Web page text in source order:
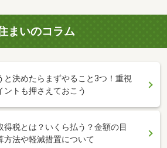
まいのコラム
と決めたらまずやること3つ！重視
ントも押さえておこう
得税とは？いくら払う？金額の目
方法や軽減措置について